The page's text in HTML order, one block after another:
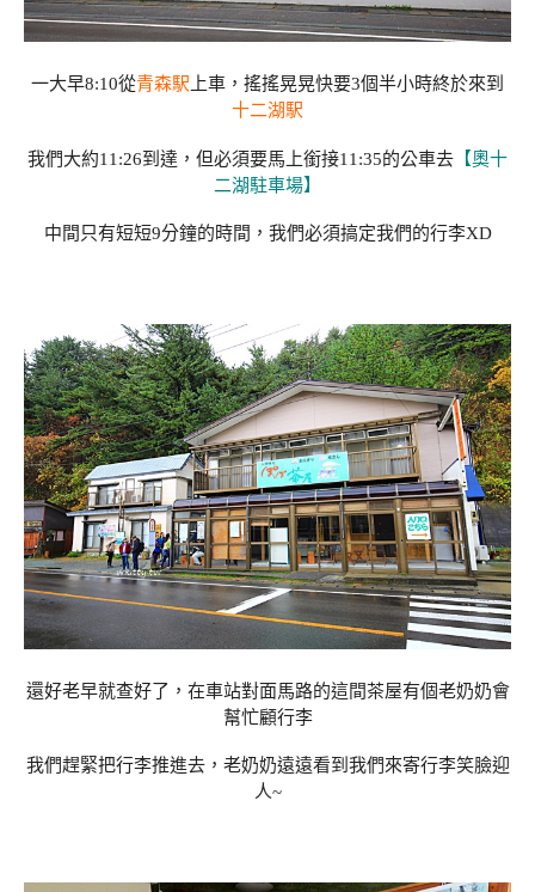
一大早8:10從青森駅 上車，搖搖晃晃快要3個半小時終於來到
十二湖駅
我們大約11:26到達，但必須要馬上銜接11:35的公車去 【奧十
二湖駐車場】
中間只有短短9分鐘的時間，我們必須搞定我們的行李XD
還好老早就查好了，在車站對面馬路的這間茶屋有個老奶奶會
幫忙顧行李
我們趕緊把行李推進去，老奶奶遠遠看到我們來寄行李笑臉迎
人~